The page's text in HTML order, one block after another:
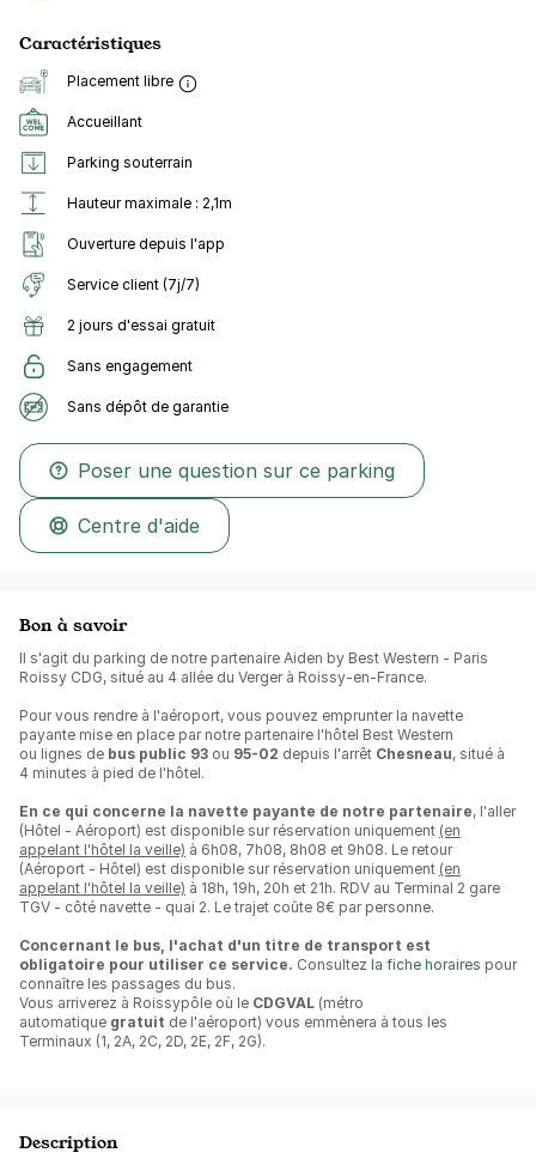
Caractéristiques
Placement libre
Accueillant
Parking souterrain
Hauteur maximale : 2,1m
Ouverture depuis l'app
Service client (7j/7)
2 jours d'essai gratuit
Sans engagement
Sans dépôt de garantie
Poser une question sur ce parking
Centre d'aide
Bon à savoir
Il s'agit du parking de notre partenaire Aiden by Best Western - Paris
Roissy CDG, situé au 4 allée du Verger à Roissy-en-France.
Pour vous rendre à l'aéroport, vous pouvez emprunter la navette
payante mise en place par notre partenaire l'hôtel Best Western
ou lignes de bus public 93 ou 95-02 depuis l'arrêt Chesneau, situé à
4 minutes à pied de l'hôtel.
En ce qui concerne la navette payante de notre partenaire, l'aller
(Hôtel - Aéroport) est disponible sur réservation uniquement (en
appelant l'hôtel la veille) à 6h08, 7h08, 8h08 et 9h08. Le retour
(Aéroport - Hôtel) est disponible sur réservation uniquement (en
appelant l'hôtel la veille) à 18h, 19h, 20h et 21h. RDV au Terminal 2 gare
TGV - côté navette - quai 2. Le trajet coûte 8€ par personne.
Concernant le bus, l'achat d'un titre de transport est
obligatoire pour utiliser ce service. Consultez la fiche horaires pour
connaître les passages du bus.
Vous arriverez à Roissypôle où le CDGVAL (métro
automatique gratuit de l'aéroport) vous emmènera à tous les
Terminaux (1, 2A, 2C, 2D, 2E, 2F, 2G).
Description